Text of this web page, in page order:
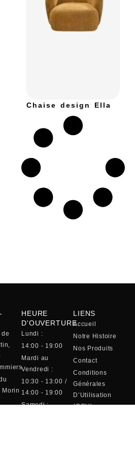
Chaise design Ella
de
Morin
HEURE
D'OUVERTURE
Lundi :
14:00 - 19:00
Mardi au
Vendredi :
10:30 - 13:00 /
14:00 - 19:00
Samedi :
LIENS
Accueil
Notre Histoire
Nos Produits
Contact
Conditions
Générales
D’Utilisation
(CGU)